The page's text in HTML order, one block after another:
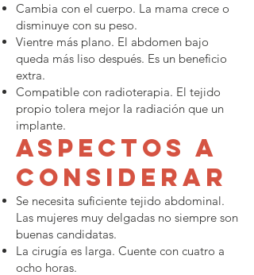
Cambia con el cuerpo. La mama crece o
disminuye con su peso.
Vientre más plano. El abdomen bajo
queda más liso después. Es un beneficio
extra.
Compatible con radioterapia. El tejido
propio tolera mejor la radiación que un
implante.
Aspectos a
considerar
Se necesita suficiente tejido abdominal.
Las mujeres muy delgadas no siempre son
buenas candidatas.
La cirugía es larga. Cuente con cuatro a
ocho horas.